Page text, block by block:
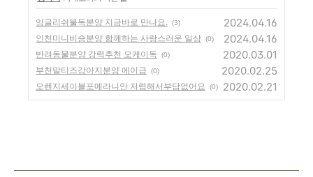
잉글리쉬불독분양 지금바로 만나요. (3) 2024.04.16
인천미니비숑분양 함께하는 사랑스러운 일상 (0) 2024.04.16
반려동물분양 강력추천 오케이독 (0) 2020.03.01
부천말티즈강아지분양 에이급 (0) 2020.02.25
오렌지세이블포메라니안 저렴해서부담없어요 (0) 2020.02.21